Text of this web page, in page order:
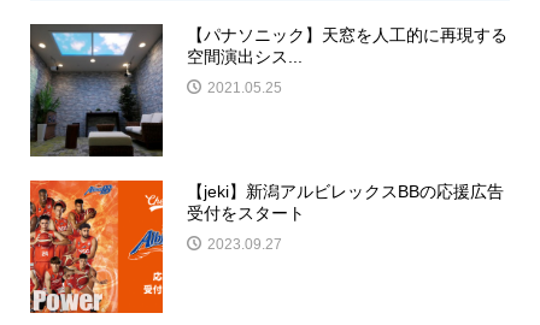
【パナソニック】天窓を人工的に再現する
空間演出シス...
2021.05.25
【jeki】新潟アルビレックスBBの応援広告
受付をスタート
2023.09.27